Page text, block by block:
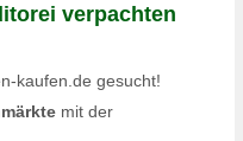
verpachten
kaufen.de gesucht!
mit der